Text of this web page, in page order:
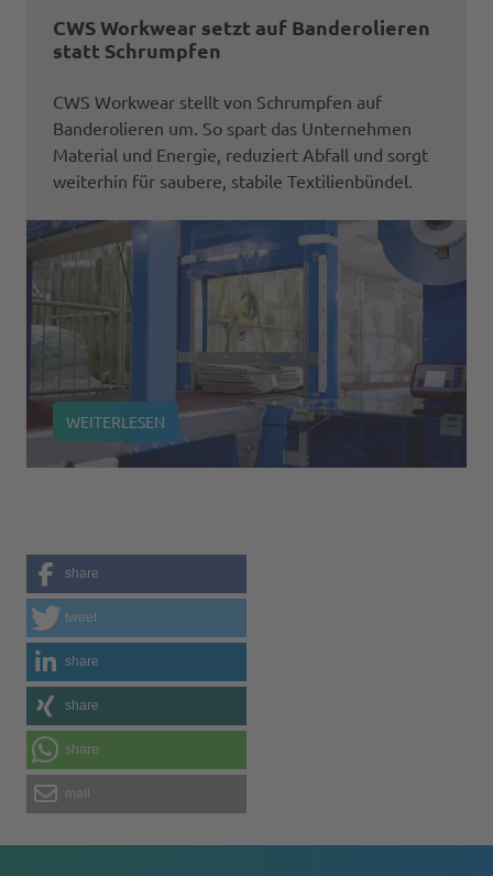
CWS Workwear setzt auf Banderolieren
statt Schrumpfen
CWS Workwear stellt von Schrumpfen auf
Banderolieren um. So spart das Unternehmen
Material und Energie, reduziert Abfall und sorgt
weiterhin für saubere, stabile Textilienbündel.
WEITERLESEN
share
tweet
share
share
share
mail